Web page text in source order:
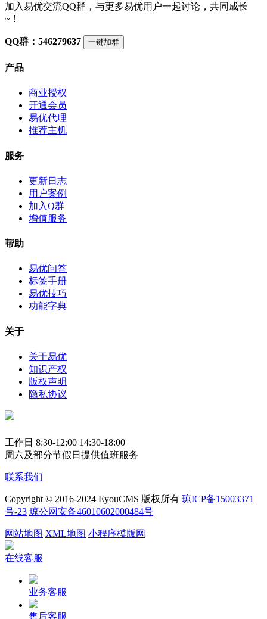
加入易优交流QQ群，与更多易优用户一起讨论，共同成长
~！
QQ群：546279637 一键加群
产品
商业授权
开通会员
易优代理
推荐主机
服务
更新日志
用户案例
加入Q群
增值服务
帮助
易优问答
标签手册
易优技巧
功能字典
关于
关于易优
知识产权
版权声明
隐私协议
工作日 8:30-12:00 14:30-18:00
周六及部分节假日提供值班服务
联系我们
Copyright © 2016-2024 EyouCMS 版权所有 琼ICP备15003371
号-23 琼公网安备46010602000484号
网站地图 XML地图 小程序模版网
在线客服
业务客服
售后客服